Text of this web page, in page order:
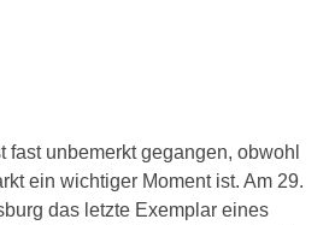
fast unbemerkt gegangen, obwohl
ein wichtiger Moment ist. Am 29.
das letzte Exemplar eines